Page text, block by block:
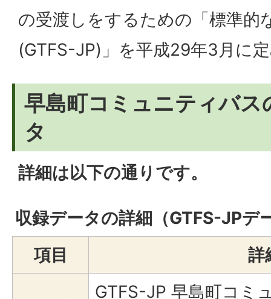
の受渡しをするための「標準的
(GTFS-JP)」を平成29年3月に
早島町コミュニティバス
タ
詳細は以下の通りです。
収録データの詳細（GTFS-JPデ
項目
詳
GTFS-JP 早島町コミ